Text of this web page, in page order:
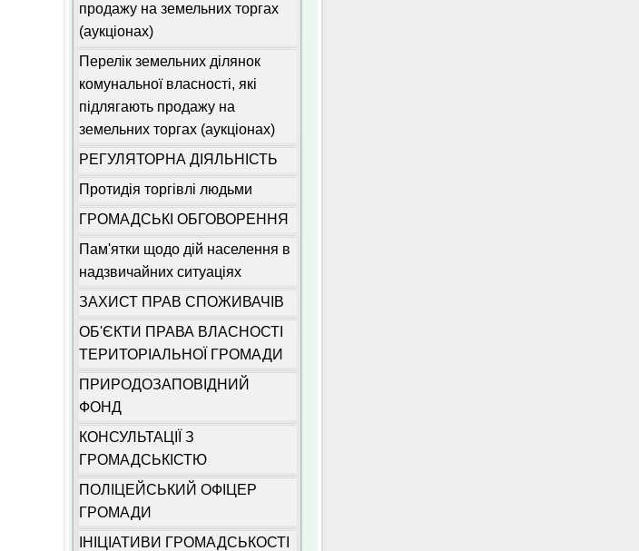
продажу на земельних торгах
(аукціонах)
Перелік земельних ділянок
комунальної власності, які
підлягають продажу на
земельних торгах (аукціонах)
РЕГУЛЯТОРНА ДІЯЛЬНІСТЬ
Протидія торгівлі людьми
ГРОМАДСЬКІ ОБГОВОРЕННЯ
Пам'ятки щодо дій населення в
надзвичайних ситуаціях
ЗАХИСТ ПРАВ СПОЖИВАЧІВ
ОБ'ЄКТИ ПРАВА ВЛАСНОСТІ
ТЕРИТОРІАЛЬНОЇ ГРОМАДИ
ПРИРОДОЗАПОВІДНИЙ
ФОНД
КОНСУЛЬТАЦІЇ З
ГРОМАДСЬКІСТЮ
ПОЛІЦЕЙСЬКИЙ ОФІЦЕР
ГРОМАДИ
ІНІЦІАТИВИ ГРОМАДСЬКОСТІ